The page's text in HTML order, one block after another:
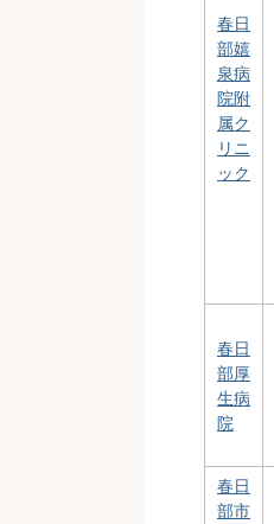
春日
部嬉
泉病
院附
属ク
リニ
ック
春日
部厚
生病
院
春日
部市